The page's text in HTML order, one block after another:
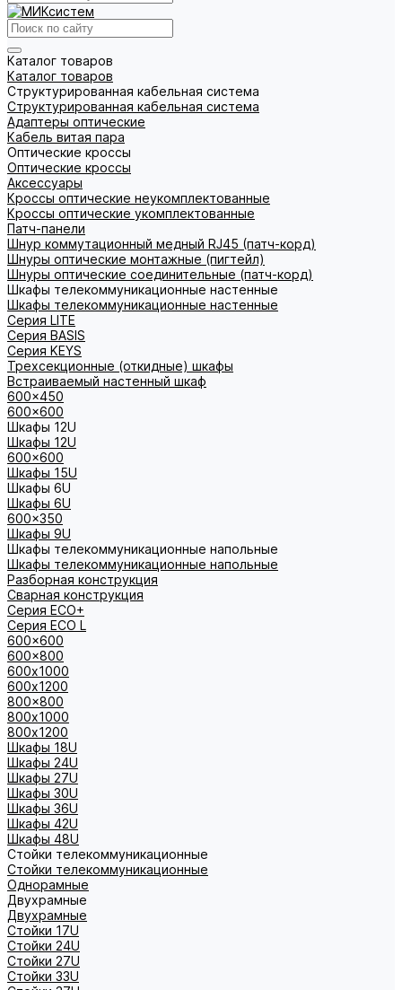
Каталог товаров
Каталог товаров
Структурированная кабельная система
Структурированная кабельная система
Адаптеры оптические
Кабель витая пара
Оптические кроссы
Оптические кроссы
Аксессуары
Кроссы оптические неукомплектованные
Кроссы оптические укомплектованные
Патч-панели
Шнур коммутационный медный RJ45 (патч-корд)
Шнуры оптические монтажные (пигтейл)
Шнуры оптические соединительные (патч-корд)
Шкафы телекоммуникационные настенные
Шкафы телекоммуникационные настенные
Cерия LITE
Cерия BASIS
Cерия KEYS
Трехсекционные (откидные) шкафы
Встраиваемый настенный шкаф
600x450
600x600
Шкафы 12U
Шкафы 12U
600x600
Шкафы 15U
Шкафы 6U
Шкафы 6U
600x350
Шкафы 9U
Шкафы телекоммуникационные напольные
Шкафы телекоммуникационные напольные
Разборная конструкция
Сварная конструкция
Серия ECO+
Серия ECO L
600x600
600x800
600х1000
600х1200
800x800
800х1000
800х1200
Шкафы 18U
Шкафы 24U
Шкафы 27U
Шкафы 30U
Шкафы 36U
Шкафы 42U
Шкафы 48U
Стойки телекоммуникационные
Стойки телекоммуникационные
Однорамные
Двухрамные
Двухрамные
Стойки 17U
Стойки 24U
Стойки 27U
Стойки 33U